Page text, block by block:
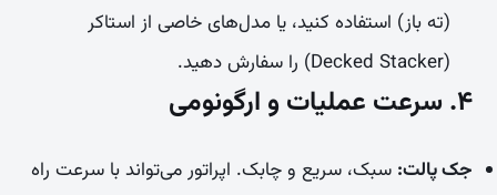
(ته باز) استفاده کنید، یا مدل‌های خاصی از استاکر
(Decked Stacker) را سفارش دهید.
۴. سرعت عملیات و ارگونومی
جک پالت: سبک، سریع و چابک. اپراتور می‌تواند با سرعت راه